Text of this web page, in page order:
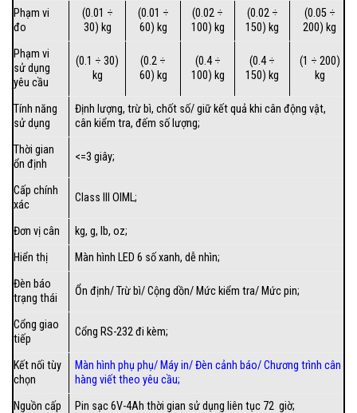
Phạm vi
đo
(0.01 ÷
30) kg
(0.01 ÷
60) kg
(0.02 ÷
100) kg
(0.02 ÷
150) kg
(0.05 ÷
200) kg
Phạm vi
sử dụng
yêu cầu
(0.1 ÷ 30)
kg
(0.2 ÷
60) kg
(0.4 ÷
100) kg
(0.4 ÷
150) kg
(1 ÷ 200)
kg
Tính năng
sử dụng
Định lượng, trừ bì, chốt số/ giữ kết quả khi cân động vật,
cân kiểm tra, đếm số lượng;
Thời gian
ổn định
<=3 giây;
Cấp chính
xác
Class III OIML;
Đơn vị cân
kg, g, lb, oz;
Hiển thị
Màn hình LED 6 số xanh, dễ nhìn;
Đèn báo
trạng thái
Ổn định/ Trừ bì/ Cộng dồn/ Mức kiểm tra/ Mức pin;
Cổng giao
tiếp
Cổng RS-232 đi kèm;
Kết nối tùy
chọn
Màn hình phụ phụ/ Máy in/Đèn cảnh báo/Chương trình cân
hàng viết theo yêu cầu;
Nguồn cấp
Pin sạc 6V-4Ah thời gian sử dụng liên tục 72 giờ;